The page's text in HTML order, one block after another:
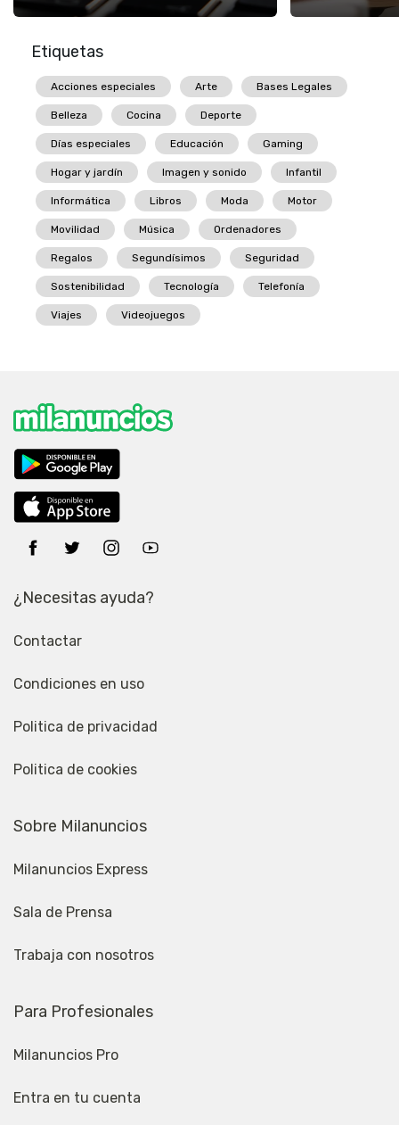
Etiquetas
Acciones especiales Arte Bases Legales
Belleza Cocina Deporte
Días especiales Educación Gaming
Hogar y jardín Imagen y sonido Infantil
Informática Libros Moda Motor
Movilidad Música Ordenadores
Regalos Segundísimos Seguridad
Sostenibilidad Tecnología Telefonía
Viajes Videojuegos
¿Necesitas ayuda?
Contactar
Condiciones en uso
Politica de privacidad
Politica de cookies
Sobre Milanuncios
Milanuncios Express
Sala de Prensa
Trabaja con nosotros
Para Profesionales
Milanuncios Pro
Entra en tu cuenta